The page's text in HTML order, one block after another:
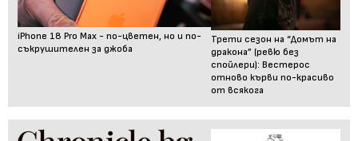
iPhone 18 Pro Max - по-цветен, но и по-
съкрушителен за джоба
Трети сезон на “Домът на
дракона” (ревю без
спойлери): Вестерос
отново кърви по-красиво
от всякога